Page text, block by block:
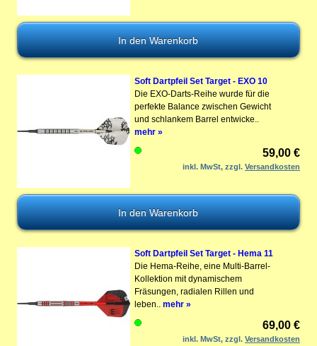
Soft Dartpfeil Set Target - EXO 10
Die EXO-Darts-Reihe wurde für die
perfekte Balance zwischen Gewicht
und schlankem Barrel entwicke..
mehr »
59,00 €
inkl. MwSt, zzgl.Versandkosten
Soft Dartpfeil Set Target - Hema 11
Die Hema-Reihe, eine Multi-Barrel-
Kollektion mit dynamischem
Fräsungen, radialen Rillen und
leben.. mehr »
69,00 €
inkl. MwSt, zzgl.Versandkosten